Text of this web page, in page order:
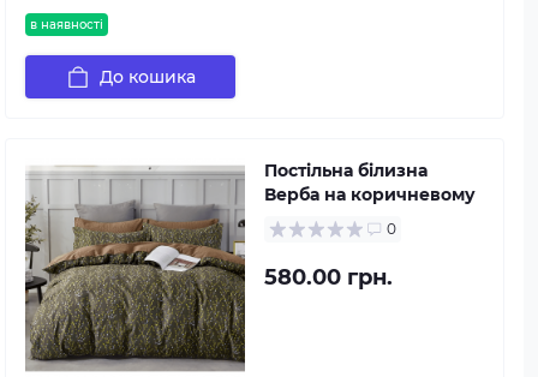
в наявності
До кошика
Постільна білизна
Верба на коричневому
0
580.00 грн.